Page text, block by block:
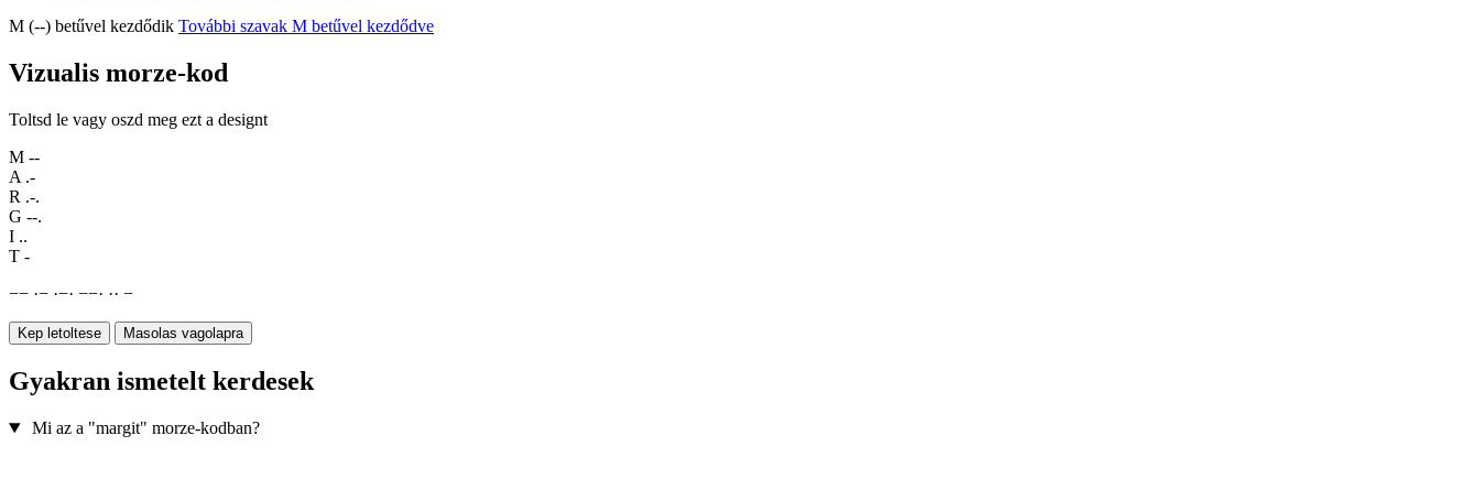
M (--) betűvel kezdődik További szavak M betűvel kezdődve
Vizualis morze-kod
Toltsd le vagy oszd meg ezt a designt
M --
A .-
R .-.
G --.
I ..
T -
−− ·− ·−· −−· ·· −
Kep letoltese Masolas vagolapra
Gyakran ismetelt kerdesek
Mi az a "margit" morze-kodban?